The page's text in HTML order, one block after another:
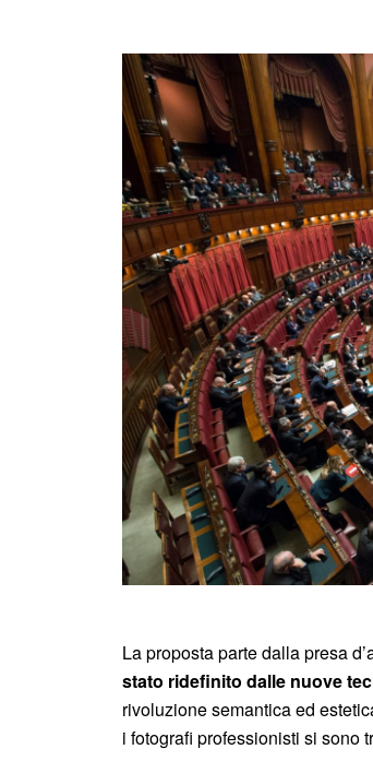
La proposta parte dalla presa
stato ridefinito dalle nuove
rivoluzione semantica ed
i fotografi professionisti si sono